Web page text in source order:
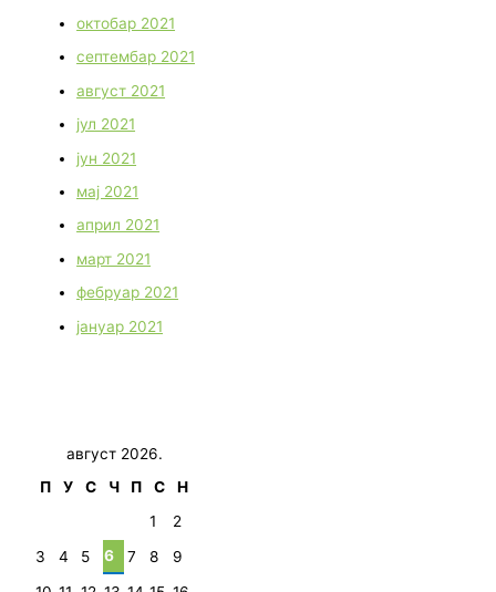
октобар 2021
септембар 2021
август 2021
јул 2021
јун 2021
мај 2021
април 2021
март 2021
фебруар 2021
јануар 2021
август 2026.
П
У С Ч П С
Н
1
2
3
4 5 6 7 8
9